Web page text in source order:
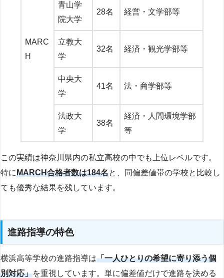
MARC
H
青山学
院大学
28名 経営・文学部等
立教大
学
32名 経済・観光学部等
中央大
学
41名 法・商学部等
法政大
学
38名
経済・人間環境学部
等
この実績は神奈川県内の私立高校の中でも上位レベルです。
特にMARCH合格者数は184名と、同偏差値帯の学校と比較し
ても優秀な結果を残しています。
進路指導の特色
横浜高等学校の進路指導は「一人ひとりの希望に寄り添う個
別対応」を重視しています。単に偏差値だけで進路を決める